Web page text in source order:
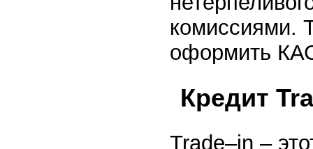
комиссиями.
оформить
Кредит
Trade–in –